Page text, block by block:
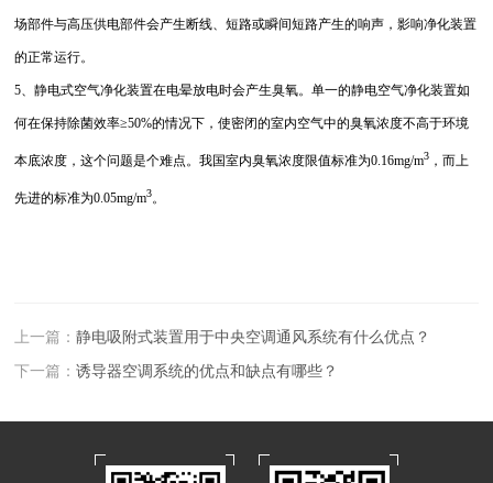
场部件与高压供电部件会产生断线、短路或瞬间短路产生的响声，影响净化装置
的正常运行。
5、静电式空气净化装置在电晕放电时会产生臭氧。单一的静电空气净化装置如
何在保持除菌效率≥50%的情况下，使密闭的室内空气中的臭氧浓度不高于环境
本底浓度，这个问题是个难点。我国室内臭氧浓度限值标准为0.16mg/m3 ，而上
先进的标准为0.05mg/m3。
上一篇：静电吸附式装置用于中央空调通风系统有什么优点？
下一篇：诱导器空调系统的优点和缺点有哪些？